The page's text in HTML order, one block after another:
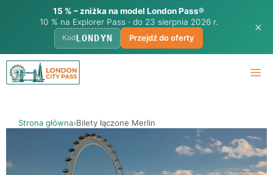
15 % – zniżka na model London Pass®
10 % na Explorer Pass · do 23 sierpnia 2026 r.
KodLONDYN Przejdź do oferty
✕
Przejdź
do
Strona główna Bilety łączone Merlin